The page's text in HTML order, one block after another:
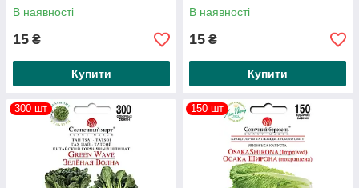
В наявності
15 ₴
Купити
В наявності
15 ₴
Купити
300 шт 150 шт